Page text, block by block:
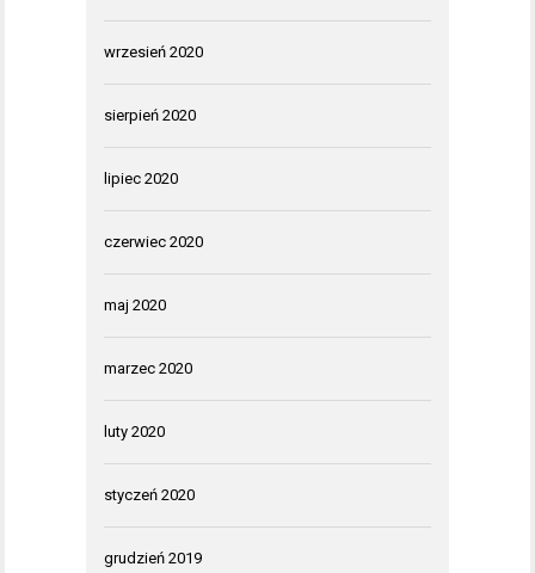
wrzesień 2020
sierpień 2020
lipiec 2020
czerwiec 2020
maj 2020
marzec 2020
luty 2020
styczeń 2020
grudzień 2019